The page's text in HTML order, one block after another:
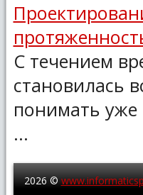
С течением
становилась
понимать
...
2026 ©